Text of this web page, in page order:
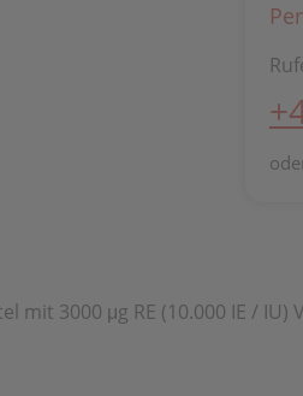
3000 μg RE (10.000 IE /